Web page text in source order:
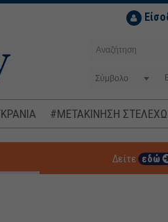
Σύμβολο
#ΜΕΤΑΚΙΝΗΣΗ
Δείτε εδώ